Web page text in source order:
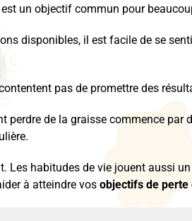
un objectif commun pour
disponibles, il est facile de se
pas de promettre des
perdre de la graisse commence par
Les habitudes de vie jouent aussi
à atteindre vos objectifs de perte